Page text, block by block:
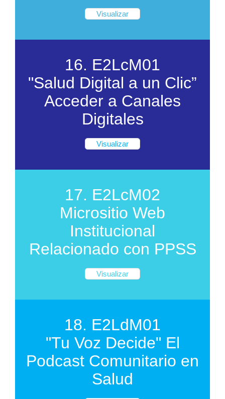
Visualizar
16. E2LcM01
"Salud Digital a un Clic”
Acceder a Canales
Digitales
Visualizar
17. E2LcM02
Micrositio Web
Institucional
Relacionado con PPSS
Visualizar
18. E2LdM01
"Tu Voz Decide" El
Podcast Comunitario en
Salud